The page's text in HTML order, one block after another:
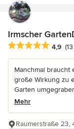
Irmscher
Durchschnittliche
4,9
Manchmal
große Wirkung zu
Garten
Mehr
Raumerstraße 23,